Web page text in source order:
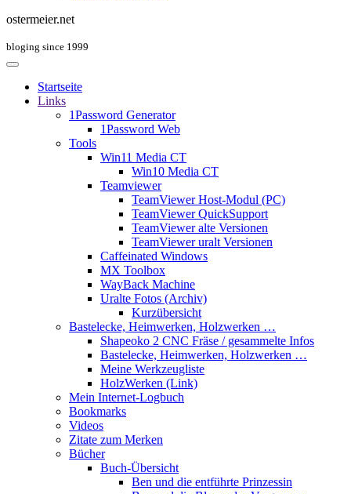
ostermeier.net
bloging since 1999
Startseite
Links
1Password Generator
1Password Web
Tools
Win11 Media CT
Win10 Media CT
Teamviewer
TeamViewer Host-Modul (PC)
TeamViewer QuickSupport
TeamViewer alte Versionen
TeamViewer uralt Versionen
Caffeinated Windows
MX Toolbox
WayBack Machine
Uralte Fotos (Archiv)
Kurzübersicht
Bastelecke, Heimwerken, Holzwerken …
Shapeoko 2 CNC Fräse / gesammelte Infos
Bastelecke, Heimwerken, Holzwerken …
Meine Werkzeugliste
HolzWerken (Link)
Mein Internet-Logbuch
Bookmarks
Videos
Zitate zum Merken
Bücher
Buch-Übersicht
Ben und die entführte Prinzessin